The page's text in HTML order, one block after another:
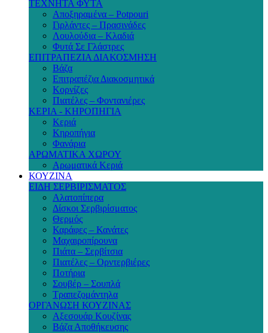
ΤΕΧΝΗΤΑ ΦΥΤΑ
Αποξηραμένα – Potpouri
Γιρλάντες – Πρασινάδες
Λουλούδια – Κλαδιά
Φυτά Σε Γλάστρες
ΕΠΙΤΡΑΠΕΖΙΑ ΔΙΑΚΟΣΜΗΣΗ
Βάζα
Επιτραπέζια Διακοσμητικά
Κορνίζες
Πιατέλες – Φοντανιέρες
ΚΕΡΙΑ - ΚΗΡΟΠΗΓΙΑ
Κεριά
Κηροπήγια
Φανάρια
ΑΡΩΜΑΤΙΚΑ ΧΩΡΟΥ
Αρωματικά Κεριά
ΚΟΥΖΙΝΑ
ΕΙΔΗ ΣΕΡΒΙΡΙΣΜΑΤΟΣ
Αλατοπίπερα
Δίσκοι Σερβιρίσματος
Θερμός
Καράφες – Κανάτες
Μαχαιροπίρουνα
Πιάτα – Σερβίτσια
Πιατέλες – Ορντερβιέρες
Ποτήρια
Σουβέρ – Σουπλά
Τραπεζομάντηλα
ΟΡΓΑΝΩΣΗ ΚΟΥΖΙΝΑΣ
Αξεσουάρ Κουζίνας
Βάζα Αποθήκευσης